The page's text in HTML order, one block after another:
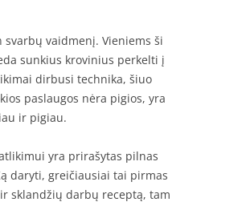
vaidmenį. Vieniems ši
sunkius krovinius perkelti į
dirbusi technika, šiuo
paslaugos nėra pigios, yra
ir pigiau.
yra prirašytas pilnas
daryti, greičiausiai tai pirmas
sklandžių darbų receptą, tam